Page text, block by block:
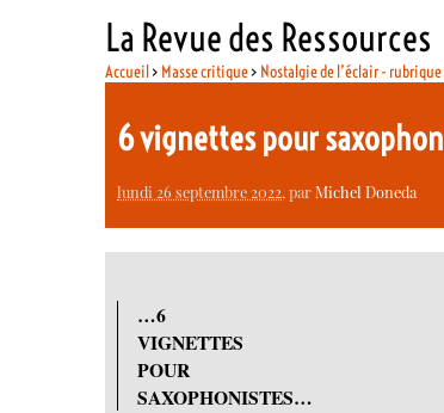
La Revue des Ressources
Accueil> Masse critique> Nostalgie de l’éclair -
6 vignettes pour
lundi 26 septembre 2022, parMichel Doneda
…6
VIGNETTES
POUR
SAXOPHONISTES…